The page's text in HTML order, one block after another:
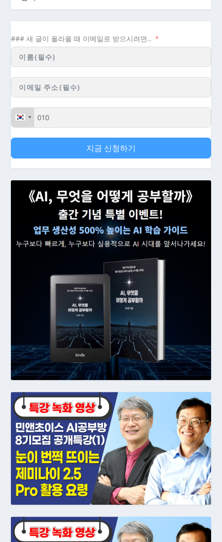
### 새 글이 올라올 때 이메일로 받으시려면...
지금 신청하기